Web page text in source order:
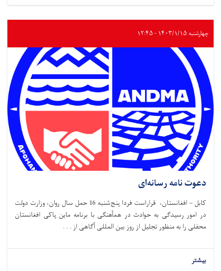
چهارشنبه ۱۴۰۳/۱/۱۵ - ۱۲:۴۵
دعوت نامه رسانه‌ای
کابل – افغانستان، قراراست فردا پنج‌شنبه 16 حمل سال روان، وزارت دولت
در امور رسیدگی به حوادث در همآهنگی با برنامه ماین پاکی افغانستان
محفلی را به منظور تجلیل از روز بین المللی آگاهی از . . .
بیشتر